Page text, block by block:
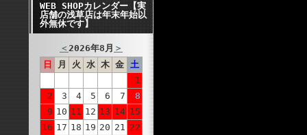
WEB SHOPカレンダー【実
店舗の浅草店は年末年始以
外無休です】
＜2026年8月 ＞
日
月 火 水 木 金 土
1
2
3 4 5 6 7
8
9 10 11 12 13 14 15
16 17 18 19 20 21 22